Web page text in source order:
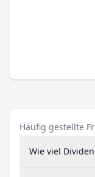
Häufig gestellte
Wie viel